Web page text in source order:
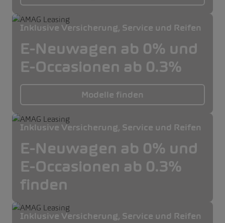
Inklusive Versicherung, Service und Reifen
E-Neuwagen ab 0% und
E-Occasionen ab 0.3%
Modelle finden
Inklusive Versicherung, Service und Reifen
E-Neuwagen ab 0% und
E-Occasionen ab 0.3%
finden
Inklusive Versicherung, Service und Reifen